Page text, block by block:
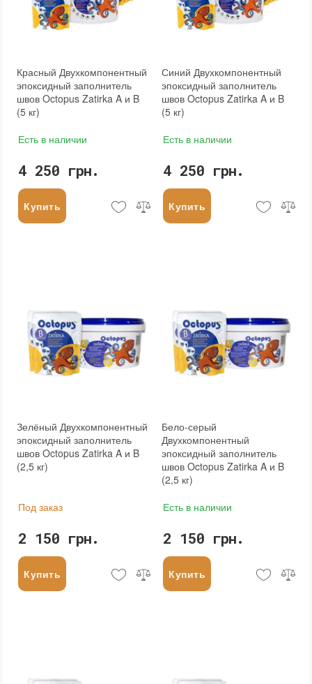
Красный Двухкомпонентный
эпоксидный заполнитель
швов Octopus Zatirka A и B
(5 кг)
Есть в наличии
4 250 грн.
Купить
Синий Двухкомпонентный
эпоксидный заполнитель
швов Octopus Zatirka A и B
(5 кг)
Есть в наличии
4 250 грн.
Купить
Зелёный Двухкомпонентный
эпоксидный заполнитель
швов Octopus Zatirka A и B
(2,5 кг)
Под заказ
2 150 грн.
Купить
Бело-серый
Двухкомпонентный
эпоксидный заполнитель
швов Octopus Zatirka A и B
(2,5 кг)
Есть в наличии
2 150 грн.
Купить